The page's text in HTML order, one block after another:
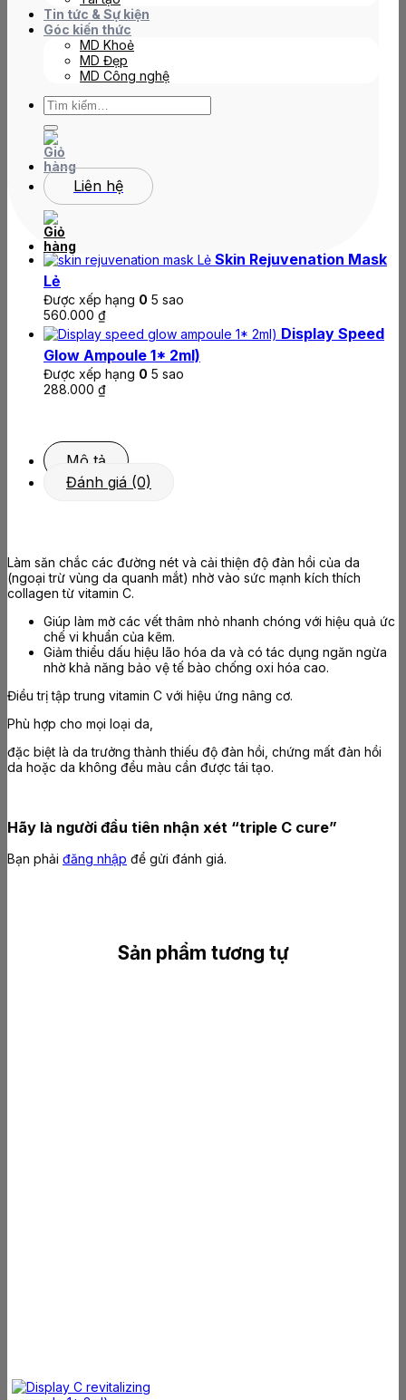
Tin tức & Sự kiện
Góc kiến thức
MD Khoẻ
MD Đẹp
MD Công nghệ
kiếm:
Liên hệ
(đánh giá)0đã bán
4.089.000₫
Thêm vào giỏ hàng
Sản phẩm đánh giá cao
Được xếp hạng
2.680.000
Skin Rejuvenation Mask
Lẻ
Được xếp hạng 0 5 sao
560.000 ₫
Display Speed
Glow Ampoule 1* 2ml)
Được xếp hạng 0 5 sao
288.000 ₫
Mô tả
Đánh giá (0)
Làm săn chắc các đường nét và cải thiện độ đàn hồi của da
(ngoại trừ vùng da quanh mắt) nhờ vào sức mạnh kích thích
collagen từ vitamin C.
Giúp làm mờ các vết thâm nhỏ nhanh chóng với hiệu quả ức
chế vi khuẩn của kẽm.
Giảm thiểu dấu hiệu lão hóa da và có tác dụng ngăn ngừa
nhờ khả năng bảo vệ tế bào chống oxi hóa cao.
Điều trị tập trung vitamin C với hiệu ứng nâng cơ.
Phù hợp cho mọi loại da,
đặc biệt là da trưởng thành thiếu độ đàn hồi, chứng mất đàn hồi
da hoặc da không đều màu cần được tái tạo.
Hãy là người đầu tiên nhận xét “triple C cure”
Bạn phải đăng nhập để gửi đánh giá.
Sản phẩm tương tự